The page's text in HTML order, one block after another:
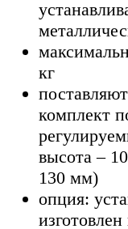
кг
комплект
высота –
130 мм)
опция: